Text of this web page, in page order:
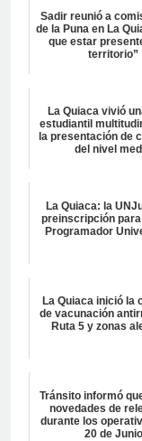
Sadir reunió a
de la Puna en La
que estar
territorio”
La Quiaca vivió
estudiantil
la presentación de
del nivel
La Quiaca: la
preinscripción
Programador
La Quiaca inició la
de vacunación
Ruta 5 y zonas
Tránsito informó
novedades de
durante los
20 de Junio